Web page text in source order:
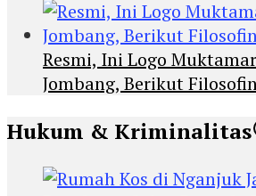
Resmi, Ini Logo
Jombang, Berikut
Hukum & Kriminalitas